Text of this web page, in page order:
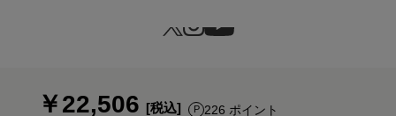
￥22,506 226 ポイント